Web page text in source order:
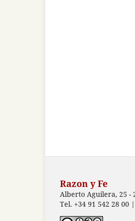
Razon y Fe
Alberto Aguilera, 25 -
Tel. +34 91 542 28 00